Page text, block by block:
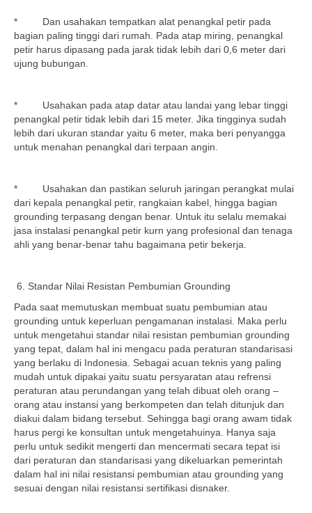
* Dan usahakan tempatkan alat penangkal petir pada
bagian paling tinggi dari rumah. Pada atap miring, penangkal
petir harus dipasang pada jarak tidak lebih dari 0,6 meter dari
ujung bubungan.
* Usahakan pada atap datar atau landai yang lebar tinggi
penangkal petir tidak lebih dari 15 meter. Jika tingginya sudah
lebih dari ukuran standar yaitu 6 meter, maka beri penyangga
untuk menahan penangkal dari terpaan angin.
* Usahakan dan pastikan seluruh jaringan perangkat mulai
dari kepala penangkal petir, rangkaian kabel, hingga bagian
grounding terpasang dengan benar. Untuk itu selalu memakai
jasa instalasi penangkal petir kurn yang profesional dan tenaga
ahli yang benar-benar tahu bagaimana petir bekerja.
Standar Nilai Resistan Pembumian Grounding
Pada saat memutuskan membuat suatu pembumian atau
grounding untuk keperluan pengamanan instalasi. Maka perlu
untuk mengetahui standar nilai resistan pembumian grounding
yang tepat, dalam hal ini mengacu pada peraturan standarisasi
yang berlaku di Indonesia. Sebagai acuan teknis yang paling
mudah untuk dipakai yaitu suatu persyaratan atau refrensi
peraturan atau perundangan yang telah dibuat oleh orang –
orang atau instansi yang berkompeten dan telah ditunjuk dan
diakui dalam bidang tersebut. Sehingga bagi orang awam tidak
harus pergi ke konsultan untuk mengetahuinya. Hanya saja
perlu untuk sedikit mengerti dan mencermati secara tepat isi
dari peraturan dan standarisasi yang dikeluarkan pemerintah
dalam hal ini nilai resistansi pembumian atau grounding yang
sesuai dengan nilai resistansi sertifikasi disnaker.